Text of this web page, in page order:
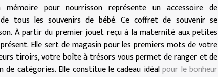
pour nourrisson représente un accessoire de
tous les souvenirs de bébé. Ce coffret de souvenir se
À partir du premier jouet reçu à la maternité aux petites
Elle sert de magasin pour les premiers mots de votre
tiroirs, votre boîte à trésors vous permet de ranger et de
de catégories. Elle constitue le cadeau idéalpour le bonheur